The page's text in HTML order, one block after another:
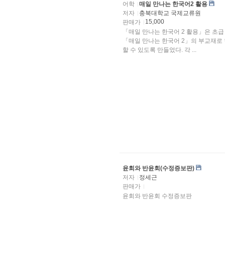
어학
매일 만나는 한국어2 활용
저자
충북대학교 국제교류원
판매가
15,000
「매일 만나는 한국어 2 활용」은 초급 학습자를 대상으
「매일 만나는 한국어 2」의 부교재
할 수 있도록 만들었다. 각 ...
윤회와 반윤회(수정증보판)
저자
정세근
판매가
윤회와 반윤회 수정증보판